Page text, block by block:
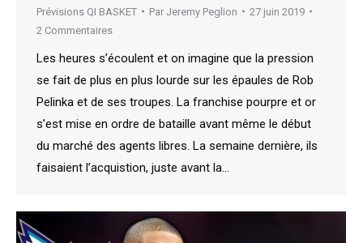
Prévisions QI BASKET Par Jeremy Peglion
27 juin 2019
2 Commentaires
Les heures s’écoulent et on imagine que la pression
se fait de plus en plus lourde sur les épaules de Rob
Pelinka et de ses troupes. La franchise pourpre et or
s’est mise en ordre de bataille avant même le début
du marché des agents libres. La semaine dernière, ils
faisaient l’acquistion, juste avant la…